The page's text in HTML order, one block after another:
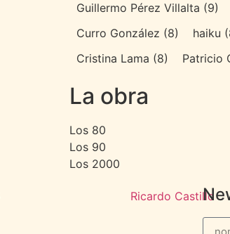
Guillermo Pérez Villalta (9)
Curro González (8) haiku
Cristina Lama (8) Patricio
La obra
Los 80
Los 90
Los 2000